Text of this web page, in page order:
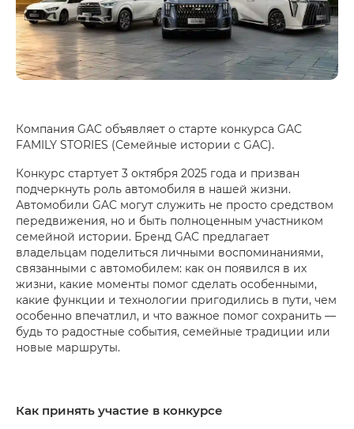
Компания GAC объявляет о старте конкурса GAC
FAMILY STORIES (Семейные истории с GAC).
Конкурс стартует 3 октября 2025 года и призван
подчеркнуть роль автомобиля в нашей жизни.
Автомобили GAC могут служить не просто средством
передвижения, но и быть полноценным участником
семейной истории. Бренд GAC предлагает
владельцам поделиться личными воспоминаниями,
связанными с автомобилем: как он появился в их
жизни, какие моменты помог сделать особенными,
какие функции и технологии пригодились в пути, чем
особенно впечатлил, и что важное помог сохранить —
будь то радостные события, семейные традиции или
новые маршруты.
Как принять участие в конкурсе